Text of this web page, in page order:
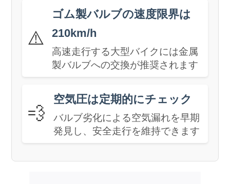
⚠️
ゴム製バルブの速度限界は
210km/h
高速走行する大型バイクには金属
製バルブへの交換が推奨されます
💨
空気圧は定期的にチェック
バルブ劣化による空気漏れを早期
発見し、安全走行を維持できます